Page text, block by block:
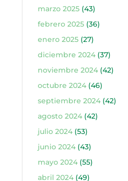
marzo 2025(43)
febrero 2025(36)
enero 2025(27)
diciembre 2024(37)
noviembre 2024(42)
octubre 2024(46)
septiembre 2024(42)
agosto 2024(42)
julio 2024(53)
junio 2024(43)
mayo 2024(55)
abril 2024(49)